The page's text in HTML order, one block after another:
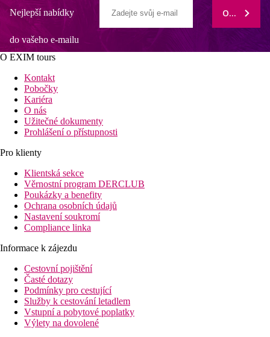
Nejlepší nabídky
do vašeho e-mailu
ODEBÍRAT
O EXIM tours
Kontakt
Pobočky
Kariéra
O nás
Užitečné dokumenty
Prohlášení o přístupnosti
Pro klienty
Klientská sekce
Věrnostní program DERCLUB
Poukázky a benefity
Ochrana osobních údajů
Nastavení soukromí
Compliance linka
Informace k zájezdu
Cestovní pojištění
Časté dotazy
Podmínky pro cestující
Služby k cestování letadlem
Vstupní a pobytové poplatky
Výlety na dovolené